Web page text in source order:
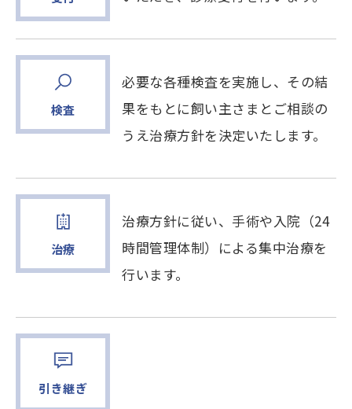
検査
必要な各種検査を実施し、その結
果をもとに飼い主さまとご相談の
うえ治療方針を決定いたします。
治療
治療方針に従い、手術や入院（24
時間管理体制）による集中治療を
行います。
引き継ぎ